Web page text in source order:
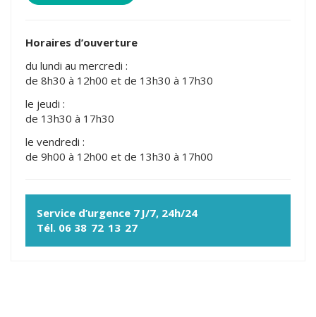
Horaires d’ouverture
du lundi au mercredi :
de 8h30 à 12h00 et de 13h30 à 17h30
le jeudi :
de 13h30 à 17h30
le vendredi :
de 9h00 à 12h00 et de 13h30 à 17h00
Service d’urgence 7 J/7, 24h/24
Tél. 06 38 72 13 27